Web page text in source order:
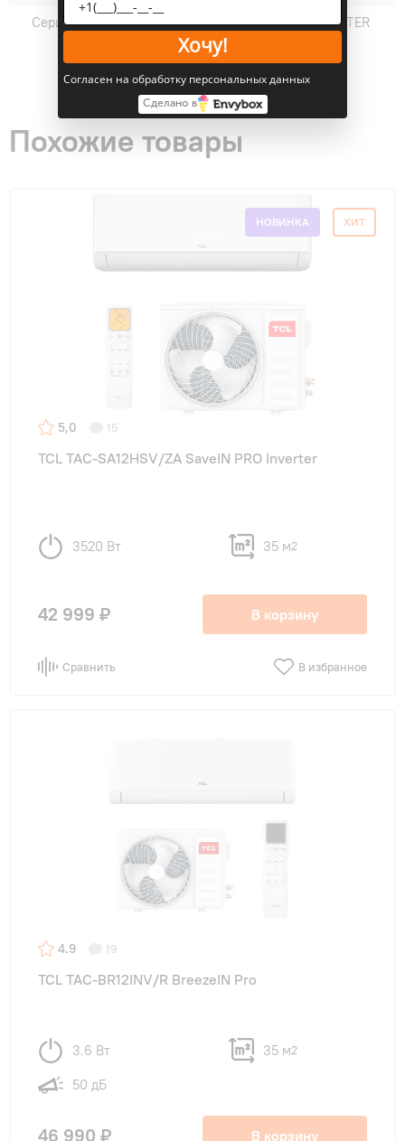
Серии: GENTLE COOL INVERTER
Похожие товары
НОВИНКА ХИТ
5,0 15
TCL TAC-SA12HSV/ZA SaveIN PRO Inverter
3520 Вт 35 м2
42 999 ₽ В корзину
Сравнить В избранное
4.9 19
TCL TAC-BR12INV/R BreezeIN Pro
3.6 Вт 35 м2
50 дБ
46 990 ₽ В корзину
Хочу!
Согласен на обработку персональных данных
Сделано в